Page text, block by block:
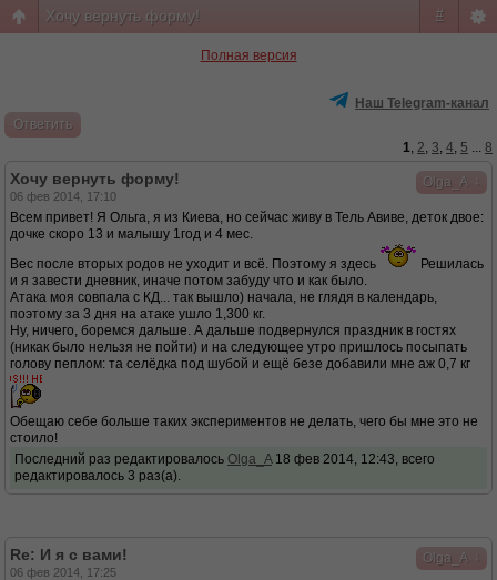
#
Хочу вернуть форму!
Полная версия
Наш Telegram-канал
Ответить
1, 2, 3, 4, 5 ... 8
Olga_A
Хочу вернуть форму!
06 фев 2014, 17:10
Всем привет! Я Ольга, я из Киева, но сейчас живу в Тель Авиве, деток двое:
дочке скоро 13 и малышу 1год и 4 мес.
Вес после вторых родов не уходит и всё. Поэтому я здесь
Решилась
и я завести дневник, иначе потом забуду что и как было.
Атака моя совпала с КД... так вышло) начала, не глядя в календарь,
поэтому за 3 дня на атаке ушло 1,300 кг.
Ну, ничего, боремся дальше. А дальше подвернулся праздник в гостях
(никак было нельзя не пойти) и на следующее утро пришлось посыпать
голову пеплом: та селёдка под шубой и ещё безе добавили мне аж 0,7 кг
Обещаю себе больше таких экспериментов не делать, чего бы мне это не
стоило!
Последний раз редактировалось Olga_A18 фев 2014, 12:43, всего
редактировалось 3 раз(а).
Olga_A
Re: И я с вами!
06 фев 2014, 17:25